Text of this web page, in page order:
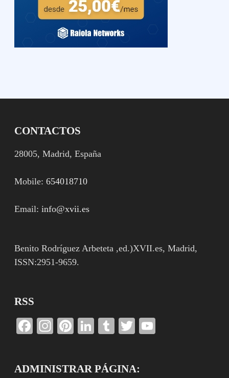
CONTACTOS
28005, Madrid, España
Mobile:654018710
Email:info@xvii.es
Benito Rodríguez Arbeteta ,ed.)XVII.es, Madrid,
ISSN:2951-9659.
RSS
Facebook
Instagram
Pinterest
LinkedIn
TumblrTwitter
ADMINISTRAR PÁGINA: